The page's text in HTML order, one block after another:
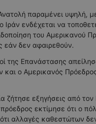
παραμένει υψηλή,
Ιράν ενδέχεται να
του Αμερικανού
εάν δεν αφαιρεθούν.
της Επανάστασης
και ο Αμερικανός
ζήτησε εξηγήσεις από τον
εκτίμησε ότι ο
αλλαγές καθεστώτων